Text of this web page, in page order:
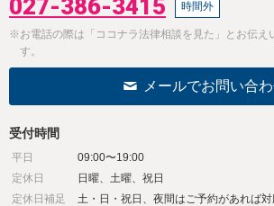
027-386-3415 時間外
※お電話の際は「ココナラ法律相談を見た」とお伝え
す。
メールでお問い合
受付時間
平日
09:00〜19:00
定休日
日曜、土曜、祝日
定休日補足
土・日・祝日、夜間はご予約があれば対